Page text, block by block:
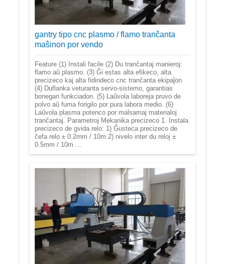
gantry tipo cnc plasmo / flamo tranĉanta
maŝinon por vendo
Feature (1) Instali facile (2) Du tranĉantaj manieroj:
flamo aŭ plasmo. (3) Ĝi estas alta efikeco, alta
precizeco kaj alta fidindeco cnc tranĉanta ekipaĵon
(4) Duflanka veturanta servo-sistemo, garantias
bonegan funkciadon. (5) Laŭvola laboreja pruvo de
polvo aŭ fuma forigilo por pura labora medio. (6)
Laŭvola plasma potenco por malsamaj materialoj
tranĉantaj. Parametroj Mekanika precizeco 1. Instala
precizeco de gvida relo: 1) Ĝusteca precizeco de
ĉefa relo ± 0.2mm / 10m 2) nivelo inter du reloj ±
0.5mm / 10m ...